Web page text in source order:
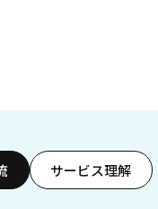
サービス理解